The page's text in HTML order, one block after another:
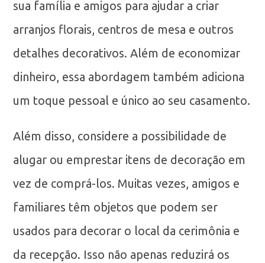
sua família e amigos para ajudar a criar
arranjos florais, centros de mesa e outros
detalhes decorativos. Além de economizar
dinheiro, essa abordagem também adiciona
um toque pessoal e único ao seu casamento.
Além disso, considere a possibilidade de
alugar ou emprestar itens de decoração em
vez de comprá-los. Muitas vezes, amigos e
familiares têm objetos que podem ser
usados para decorar o local da cerimônia e
da recepção. Isso não apenas reduzirá os